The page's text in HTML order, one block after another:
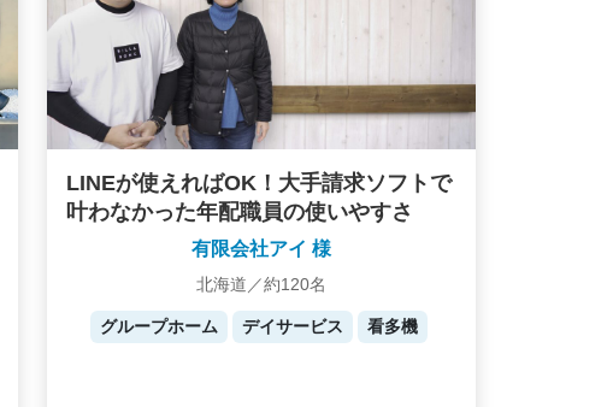
LINEが使えればOK！大手請求ソフトで
叶わなかった年配職員の使いやすさ
有限会社アイ 様
北海道／約120名
グループホーム デイサービス 看多機